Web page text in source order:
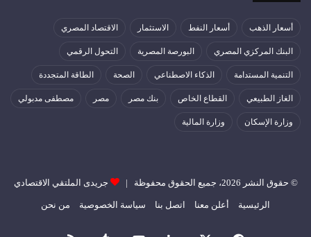
أسعار الذهب أسعار النفط الاستثمار الاقتصاد المصري
البنك المركزي المصري البورصة المصرية التحول الرقمي
التنمية المستدامة الذكاء الاصطناعي الصحة الطاقة المتجددة
الغاز الطبيعي القطاع الخاص بنك مصر مصر مصطفى مدبولي
وزارة الإسكان وزارة المالية
© حقوق النشر 2026، جميع الحقوق محفوظة | جريدى الملتقي الاقتصادي
الرئيسية أعلن معنا اتصل بنا سياسة الخصوصية من نحن